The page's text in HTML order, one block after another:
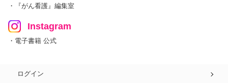
・『がん看護』編集室
Instagram
・電子書籍 公式
ログイン